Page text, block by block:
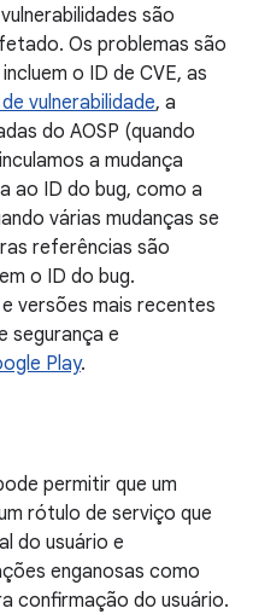
são
Os problemas são
o ID de CVE, as
vulnerabilidade, a
do AOSP (quando
a mudança
ao ID do bug, como a
várias mudanças se
referências são
o ID do bug.
versões mais recentes
segurança e
Play.
permitir que um
rótulo de serviço que
do usuário e
enganosas como
confirmação do usuário.